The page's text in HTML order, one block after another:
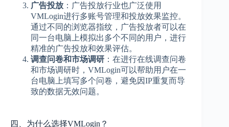
广告投放 ：广告投放行业也广泛使用
VMLogin进行多账号管理和投放效果监控。
通过不同的浏览器指纹，广告投放者可以在
同一台电脑上模拟出多个不同的用户，进行
精准的广告投放和效果评估。
调查问卷和市场调研 ：在进行在线调查问卷
和市场调研时，VMLogin可以帮助用户在一
台电脑上填写多个问卷，避免因IP重复而导
致的数据无效问题。
四、为什么选择VMLogin？